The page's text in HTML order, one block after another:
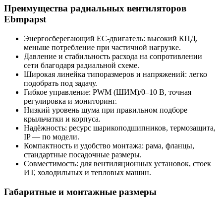
Преимущества радиальных вентиляторов
Ebmpapst
Энергосберегающий EC-двигатель: высокий КПД,
меньше потребление при частичной нагрузке.
Давление и стабильность расхода на сопротивлении
сети благодаря радиальной схеме.
Широкая линейка типоразмеров и напряжений: легко
подобрать под задачу.
Гибкое управление: PWM (ШИМ)/0–10 В, точная
регулировка и мониторинг.
Низкий уровень шума при правильном подборе
крыльчатки и корпуса.
Надёжность: ресурс шарикоподшипников, термозащита,
IP — по модели.
Компактность и удобство монтажа: рама, фланцы,
стандартные посадочные размеры.
Совместимость: для вентиляционных установок, стоек
ИТ, холодильных и тепловых машин.
Габаритные и монтажные размеры